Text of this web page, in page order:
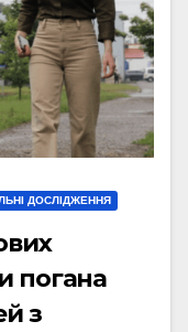
ДОСЛІДЖЕННЯ
погана
з